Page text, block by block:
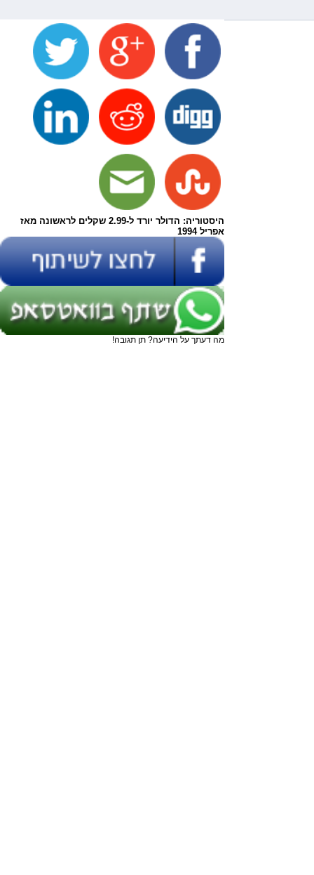
היסטוריה: הדולר יורד ל-2.99 שקלים לראשונה מאז
אפריל 1994
מה דעתך על הידיעה? תן תגובה!